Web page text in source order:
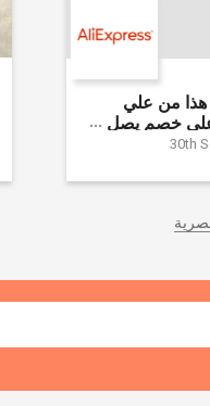
من علي
خصم يصل
الكمبيوتر
أمريكيًا على الطلبات